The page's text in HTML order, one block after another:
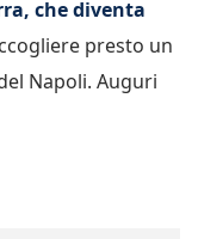
che diventa
presto un
Napoli. Auguri